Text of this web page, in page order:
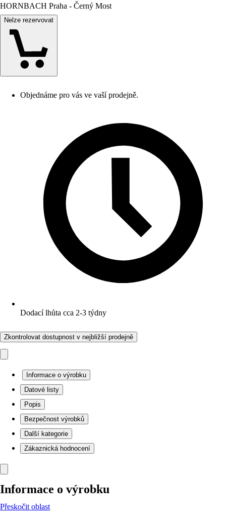
HORNBACH Praha - Černý Most
Nelze rezervovat
Objednáme pro vás ve vaší prodejně.
Dodací lhůta cca 2-3 týdny
Zkontrolovat dostupnost v nejbližší prodejně
Informace o výrobku
Datové listy
Popis
Bezpečnost výrobků
Další kategorie
Zákaznická hodnocení
Informace o výrobku
Přeskočit oblast